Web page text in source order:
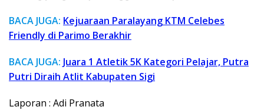
BACA JUGA: Kejuaraan Paralayang KTM Celebes
Friendly di Parimo Berakhir
BACA JUGA: Juara 1 Atletik 5K Kategori Pelajar, Putra
Putri Diraih Atlit Kabupaten Sigi
Laporan : Adi Pranata